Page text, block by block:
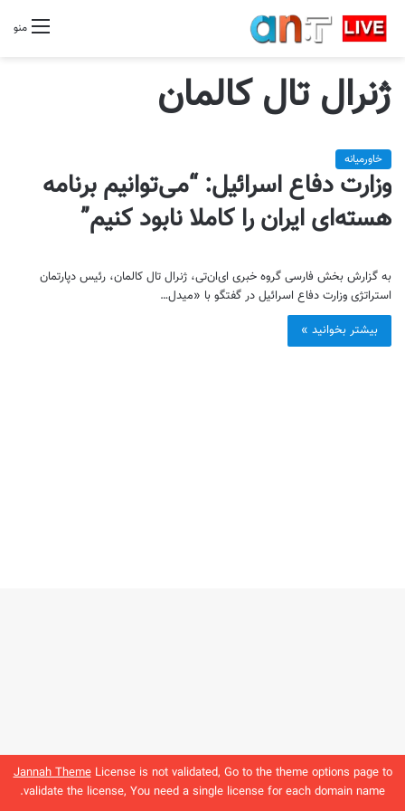
Jannah ThemeLicense is not validated, Go to the theme options page to
validate the license, You need a single license for each domain name.
منو
ژنرال تال کالمان
خاورمیانه
وزارت دفاع اسرائیل: “می‌توانیم برنامه
هسته‌ای ایران را کاملا نابود کنیم”
به گزارش بخش فارسی گروه خبری ای‌ان‌تی، ژنرال تال کالمان، رئیس دپارتمان
استراتژی وزارت دفاع اسرائیل در گفتگو با «میدل…
بیشتر بخوانید »